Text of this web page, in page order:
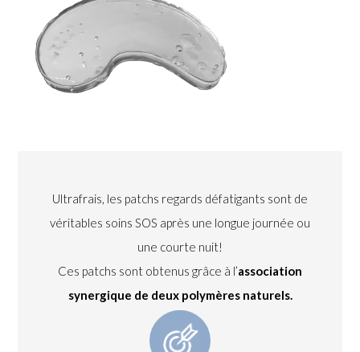
Ultrafrais, les patchs regards défatigants sont de
véritables soins SOS après une longue journée ou
une courte nuit!
Ces patchs sont obtenus grâce à l’association
synergique de deux polymères naturels.